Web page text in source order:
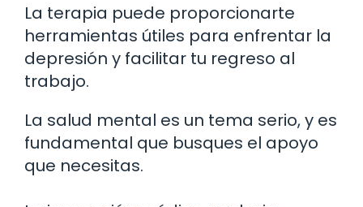
La terapia puede proporcionarte
herramientas útiles para enfrentar la
depresión y facilitar tu regreso al
trabajo.
La salud mental es un tema serio, y es
fundamental que busques el apoyo
que necesitas.